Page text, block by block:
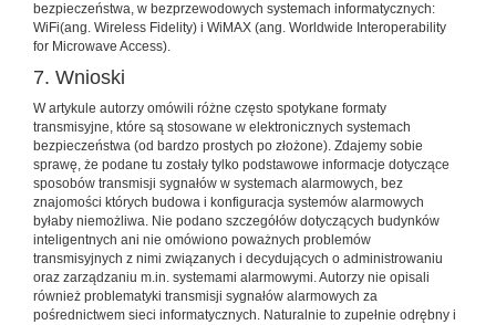
bezpieczeństwa, w bezprzewodowych systemach informatycznych:
WiFi(ang. Wireless Fidelity) i WiMAX (ang. Worldwide Interoperability
for Microwave Access).
7. Wnioski
W artykule autorzy omówili różne często spotykane formaty
transmisyjne, które są stosowane w elektronicznych systemach
bezpieczeństwa (od bardzo prostych po złożone). Zdajemy sobie
sprawę, że podane tu zostały tylko podstawowe informacje dotyczące
sposobów transmisji sygnałów w systemach alarmowych, bez
znajomości których budowa i konfiguracja systemów alarmowych
byłaby niemożliwa. Nie podano szczegółów dotyczących budynków
inteligentnych ani nie omówiono poważnych problemów
transmisyjnych z nimi związanych i decydujących o administrowaniu
oraz zarządzaniu m.in. systemami alarmowymi. Autorzy nie opisali
również problematyki transmisji sygnałów alarmowych za
pośrednictwem sieci informatycznych. Naturalnie to zupełnie odrębny i